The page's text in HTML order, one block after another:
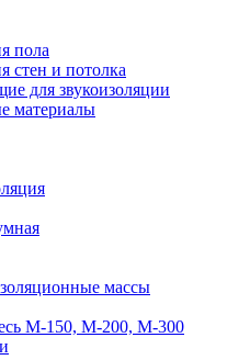
пола
стен и потолка
для звукоизоляции
материалы
массы
М-150, М-200, М-300